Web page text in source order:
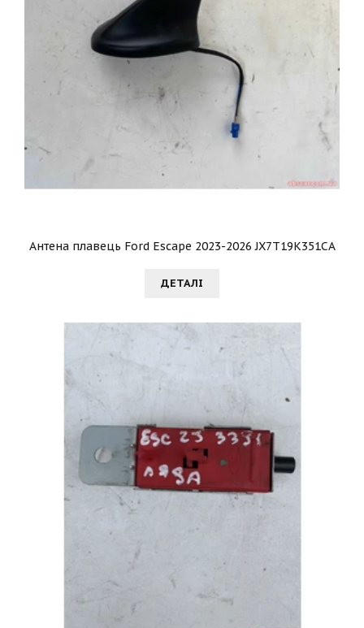
Антена плавець Ford Escape 2023-2026 JX7T19K351CA
ДЕТАЛI